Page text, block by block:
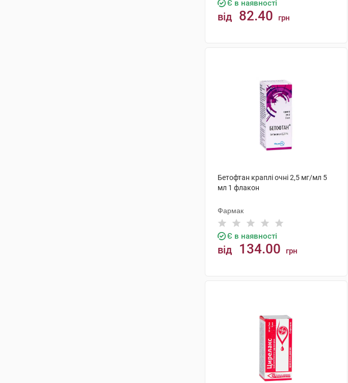
Є в наявності
від 82.40 грн
Бетофтан краплі очні 2,5 мг/мл 5
мл 1 флакон
Фармак
Є в наявності
від 134.00 грн